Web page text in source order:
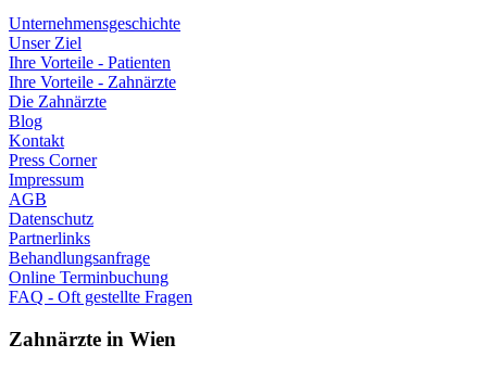
Unternehmensgeschichte
Unser Ziel
Ihre Vorteile - Patienten
Ihre Vorteile - Zahnärzte
Die Zahnärzte
Blog
Kontakt
Press Corner
Impressum
AGB
Datenschutz
Partnerlinks
Behandlungsanfrage
Online Terminbuchung
FAQ - Oft gestellte Fragen
Zahnärzte in Wien